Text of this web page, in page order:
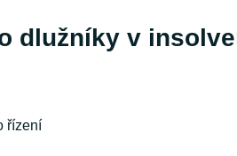
dlužníky v
řízení